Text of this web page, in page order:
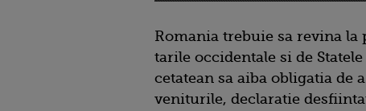
Romania trebuie sa revina la
tarile occidentale si de
cetatean sa aiba obligatia de
veniturile, declaratie